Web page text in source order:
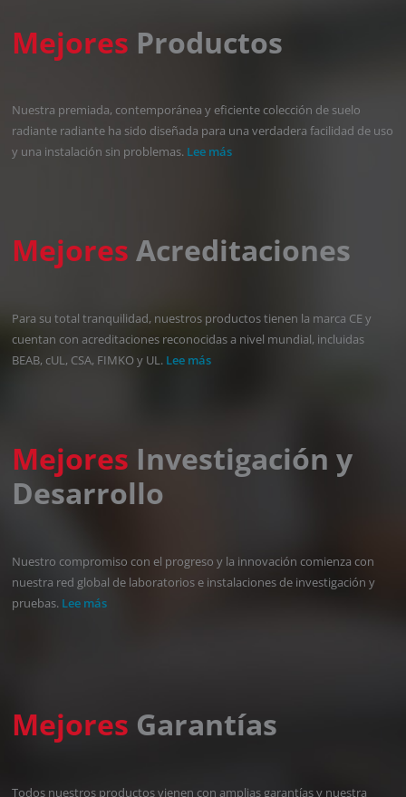
Mejores Productos
Nuestra premiada, contemporánea y eficiente colección de suelo
radiante radiante ha sido diseñada para una verdadera facilidad de uso
y una instalación sin problemas. Lee más
Mejores Acreditaciones
Para su total tranquilidad, nuestros productos tienen la marca CE y
cuentan con acreditaciones reconocidas a nivel mundial, incluidas
BEAB, cUL, CSA, FIMKO y UL. Lee más
Mejores Investigación y
Desarrollo
Nuestro compromiso con el progreso y la innovación comienza con
nuestra red global de laboratorios e instalaciones de investigación y
pruebas. Lee más
Mejores Garantías
Todos nuestros productos vienen con amplias garantías y nuestra